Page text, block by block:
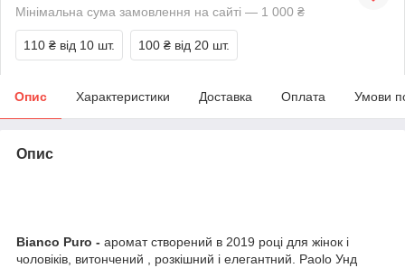
Мінімальна сума замовлення на сайті — 1 000 ₴
110 ₴ від 10 шт. 100 ₴ від 20 шт.
Опис Характеристики Доставка Оплата Умови
Опис
Bianco Puro - аромат створений в 2019 році для жінок і
чоловіків, витончений , розкішний і елегантний. Paolo Унд